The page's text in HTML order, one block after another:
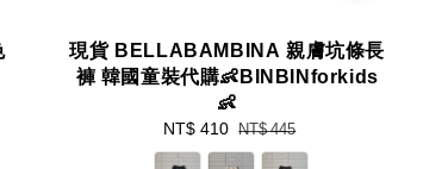
現貨 BELLABAMBINA 親膚坑條長
褲 韓國童裝代購👶BINBINforkids
👶
Sale
price
NT$ 410 Regular
price
NT$ 445